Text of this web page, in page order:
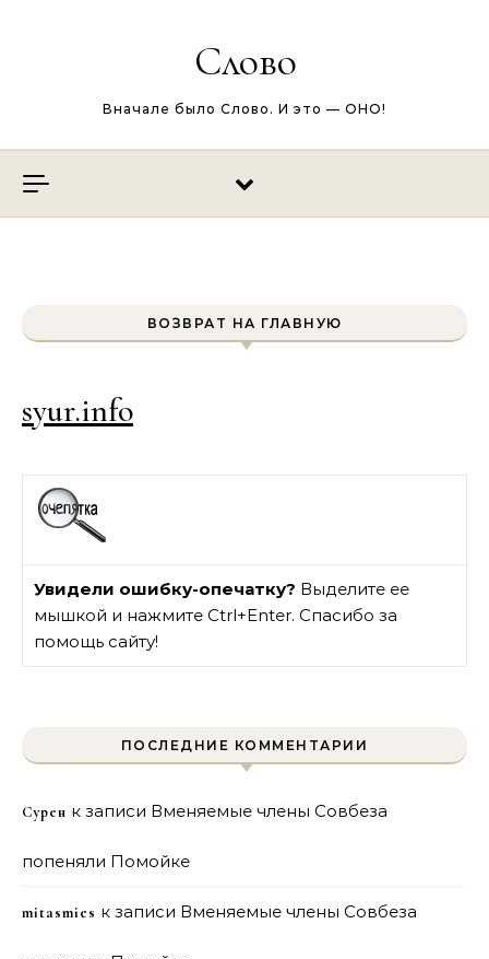
Слово
Вначале было Слово. И это — ОНО!
ВОЗВРАТ НА ГЛАВНУЮ
syur.info
Увидели ошибку-опечатку? Выделите ее
мышкой и нажмите Ctrl+Enter. Спасибо за
помощь сайту!
ПОСЛЕДНИЕ КОММЕНТАРИИ
Сурен к записи Вменяемые члены Совбеза
попеняли Помойке
mitasmies к записи Вменяемые члены Совбеза